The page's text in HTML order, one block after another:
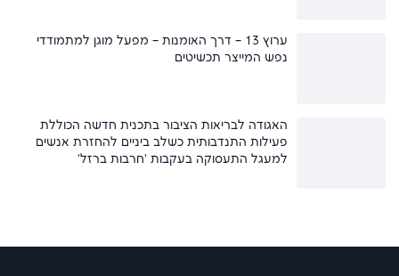
ערוץ 13 – דרך האומנות – מפעל מוגן למתמודדי
נפש המייצר תכשיטים
האגודה לבריאות הציבור בתכנית חדשה הכוללת
פעילות התנדבותית כשלב ביניים להחזרת אנשים
למעגל התעסוקה בעקבות 'חרבות ברזל'